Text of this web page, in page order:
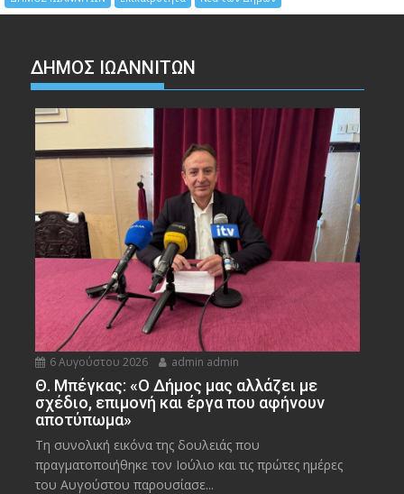
ΔΗΜΟΣ ΙΩΑΝΝΙΤΩΝ
6 Αυγούστου 2026 admin admin
Θ. Μπέγκας: «Ο Δήμος μας αλλάζει με
σχέδιο, επιμονή και έργα που αφήνουν
αποτύπωμα»
Τη συνολική εικόνα της δουλειάς που
πραγματοποιήθηκε τον Ιούλιο και τις πρώτες ημέρες
του Αυγούστου παρουσίασε...